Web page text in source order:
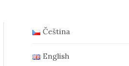
Čeština
English